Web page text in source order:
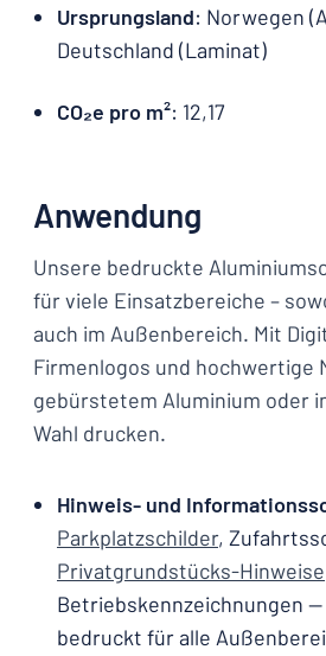
Ursprungsland: Norwegen
Deutschland (Laminat)
CO₂e pro m²: 12,17
Anwendung
Unsere bedruckte
für viele Einsatzbereiche –
auch im Außenbereich. Mit
Firmenlogos und hochwertige
gebürstetem Aluminium oder
Wahl drucken.
Hinweis- und
Parkplatzschilder,
Privatgrundstücks-Hinweise
Betriebskennzeichnungen
bedruckt für alle